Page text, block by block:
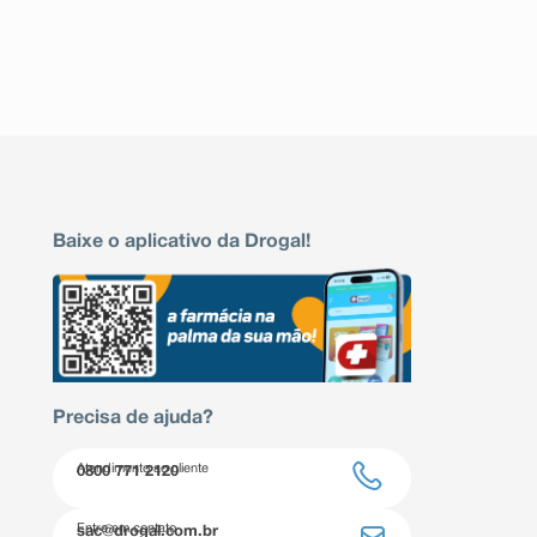
Baixe o aplicativo da Drogal!
Precisa de ajuda?
Atendimento ao cliente
0800 771 2120
Entre em contato
sac@drogal.com.br